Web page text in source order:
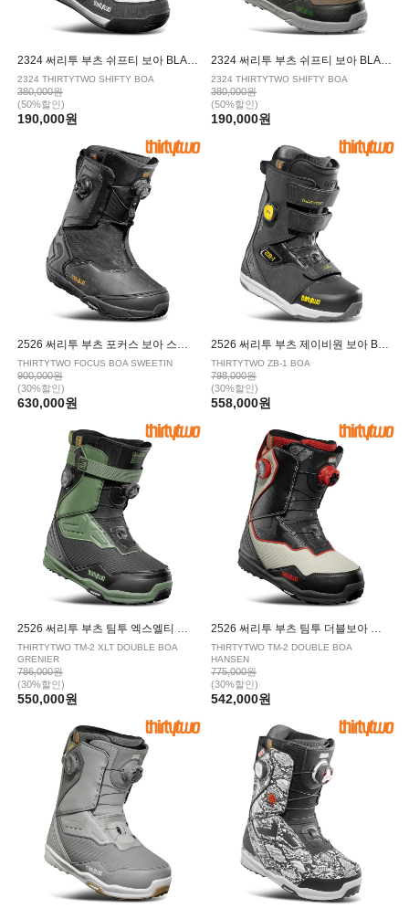
2324 써리투 부츠 쉬프티 보아 BLACK/WHITE
2324 THIRTYTWO SHIFTY BOA
380,000원
(50%할인)
190,000원
2324 써리투 부츠 쉬프티 보아 BLACK/BROWN
2324 THIRTYTWO SHIFTY BOA
380,000원
(50%할인)
190,000원
2526 써리투 부츠 포커스 보아 스위틴 BLACK YELLOW
THIRTYTWO FOCUS BOA SWEETIN
900,000원
(30%할인)
630,000원
2526 써리투 부츠 제이비원 보아 BLACK
THIRTYTWO ZB-1 BOA
798,000원
(30%할인)
558,000원
2526 써리투 부츠 팀투 엑스엘티 더블보아 그레니어 BLACK GREEN
THIRTYTWO TM-2 XLT DOUBLE BOA
GRENIER
786,000원
(30%할인)
550,000원
2526 써리투 부츠 팀투 더블보아 한센 BLACK WHITE
THIRTYTWO TM-2 DOUBLE BOA
HANSEN
775,000원
(30%할인)
542,000원